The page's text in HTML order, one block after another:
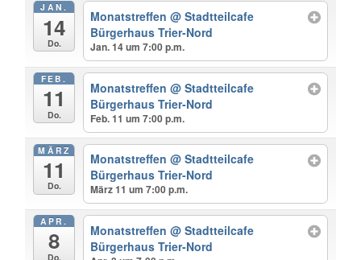
JAN.
14
Do.
Monatstreffen @ Stadtteilcafe
Bürgerhaus Trier-Nord
Jan. 14 um 7:00 p.m.
FEB.
11
Do.
Monatstreffen @ Stadtteilcafe
Bürgerhaus Trier-Nord
Feb. 11 um 7:00 p.m.
MÄRZ
11
Do.
Monatstreffen @ Stadtteilcafe
Bürgerhaus Trier-Nord
März 11 um 7:00 p.m.
APR.
8
Do.
Monatstreffen @ Stadtteilcafe
Bürgerhaus Trier-Nord